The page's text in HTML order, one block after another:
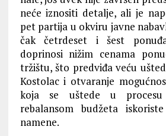
neće iznositi detalje, ali je
pet partija u okviru javne
čak četrdeset i šest
doprinosi nižim cenama
tržištu, što predviđa veću
Kostolac i otvaranje
koja se uštede u procesu
rebalansom budžeta
namene.